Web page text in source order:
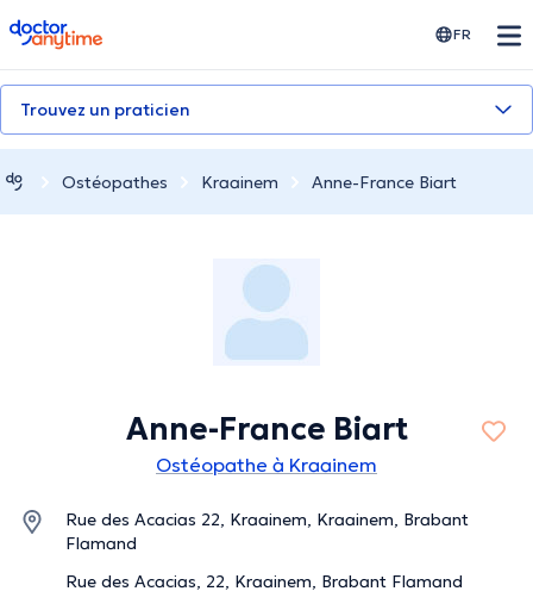
doctoranytime FR
Trouvez un praticien
Ostéopathes Kraainem Anne-France Biart
Anne-France Biart
Ostéopathe à Kraainem
Rue des Acacias 22, Kraainem, Kraainem, Brabant
Flamand
Rue des Acacias, 22, Kraainem, Brabant Flamand